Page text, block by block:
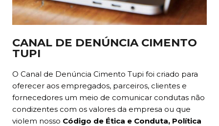
CANAL DE DENÚNCIA CIMENTO
TUPI
O Canal de Denúncia Cimento Tupi foi criado para
oferecer aos empregados, parceiros, clientes e
fornecedores um meio de comunicar condutas não
condizentes com os valores da empresa ou que
violem nosso Código de Ética e Conduta, Política